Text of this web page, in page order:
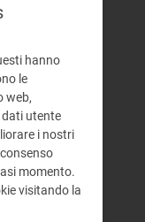
che
ai
2013
hanno
le
web,
dati utente
i nostri
momento.
visitando la